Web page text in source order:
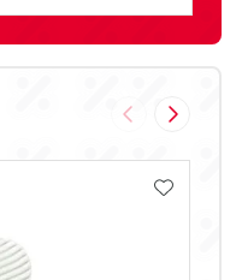
FECHAR
FECHAR
Imagem